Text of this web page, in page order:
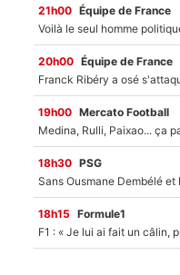
21h00 Équipe de France
20h00 Équipe de France
19h00 Mercato Football
18h30 PSG
18h15 Formule1